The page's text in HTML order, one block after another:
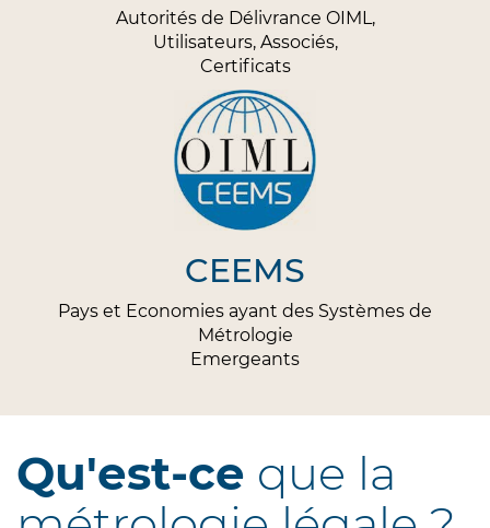
Autorités de Délivrance OIML,
Utilisateurs, Associés,
Certificats
CEEMS
Pays et Economies ayant des Systèmes de
Métrologie
Emergeants
Qu'est-ce que la